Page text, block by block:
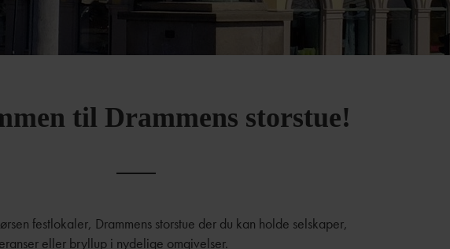
til Drammens storstue!
festlokaler, Drammens storstue der du kan holde selskaper,
eller bryllup i nydelige omgivelser.